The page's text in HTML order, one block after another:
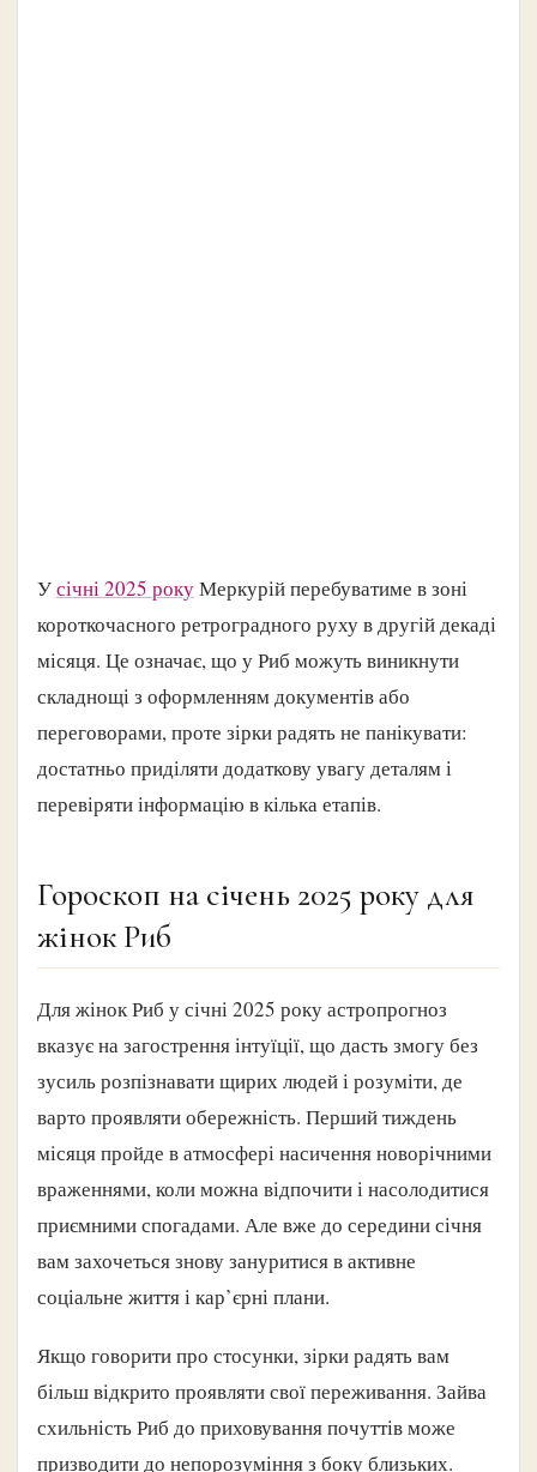
Усічні 2025 рокуМеркурій перебуватиме в зоні
короткочасного ретроградного руху в другій декаді
місяця. Це означає, що у Риб можуть виникнути
складнощі з оформленням документів або
переговорами, проте зірки радять не панікувати:
достатньо приділяти додаткову увагу деталям і
перевіряти інформацію в кілька етапів.
Гороскоп на січень 2025 року для
жінок Риб
Для жінок Риб у січні 2025 року астропрогноз
вказує на загострення інтуїції, що дасть змогу без
зусиль розпізнавати щирих людей і розуміти, де
варто проявляти обережність. Перший тиждень
місяця пройде в атмосфері насичення новорічними
враженнями, коли можна відпочити і насолодитися
приємними спогадами. Але вже до середини січня
вам захочеться знову зануритися в активне
соціальне життя і кар’єрні плани.
Якщо говорити про стосунки, зірки радять вам
більш відкрито проявляти свої переживання. Зайва
схильність Риб до приховування почуттів може
призводити до непорозуміння з боку близьких.